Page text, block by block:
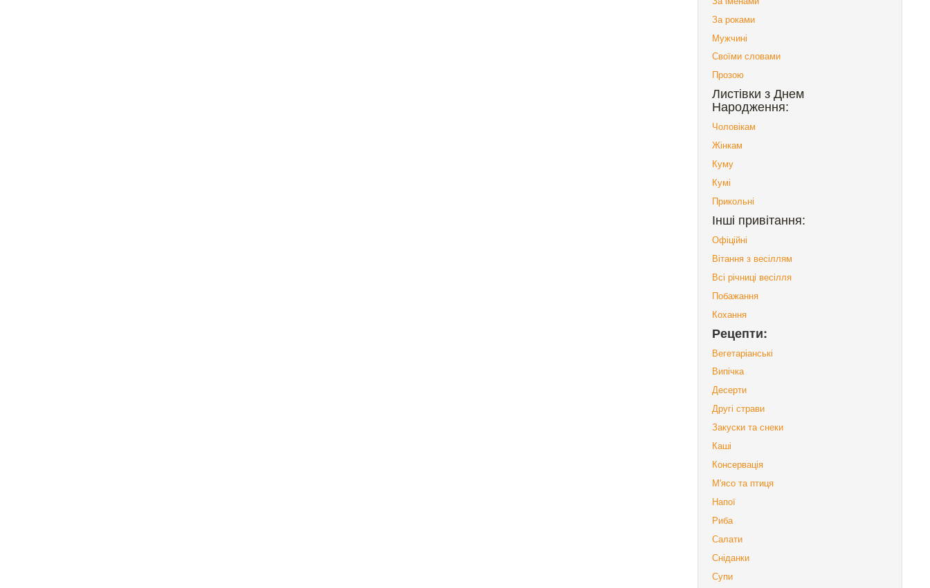
За роками
Мужчині
Своїми словами
Прозою
Листівки з Днем
Народження:
Чоловікам
Жінкам
Куму
Кумі
Прикольні
Інші привітання:
Офіційні
Вітання з весіллям
Всі річниці весілля
Побажання
Кохання
Рецепти:
Вегетаріанські
Випічка
Десерти
Другі страви
Закуски та снеки
Каші
Консервація
М'ясо та птиця
Напої
Риба
Салати
Сніданки
Супи